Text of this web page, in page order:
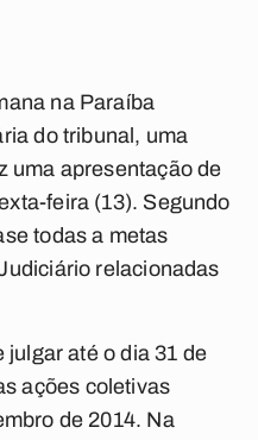
na Paraíba
do tribunal, uma
uma apresentação de
feira (13). Segundo
todas a metas
relacionadas
até o dia 31 de
ações coletivas
de 2014. Na